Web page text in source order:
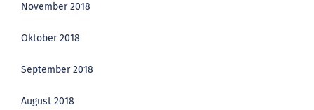
November 2018
Oktober 2018
September 2018
August 2018